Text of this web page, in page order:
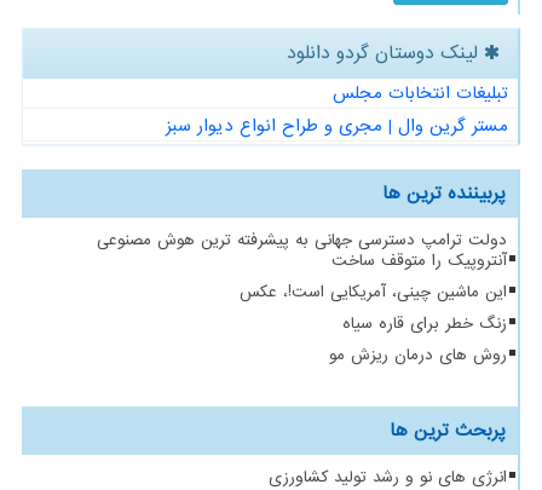
لینک دوستان گردو دانلود
تبلیغات انتخابات مجلس
مستر گرین وال | مجری و طراح انواع دیوار سبز
پربیننده ترین ها
دولت ترامپ دسترسی جهانی به پیشرفته ترین هوش مصنوعی
آنتروپیک را متوقف ساخت
این ماشین چینی، آمریکایی است!، عکس
زنگ خطر برای قاره سیاه
روش های درمان ریزش مو
پربحث ترین ها
انرژی های نو و رشد تولید کشاورزی